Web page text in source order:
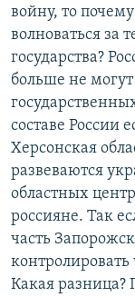
войну, то
волноваться за
государства?
больше не могут
составе России
Херсонская
развеваются
областных
россияне. Так
часть
контролировать
Какая разница?